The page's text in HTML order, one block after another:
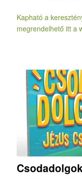
Kapható a
megrendelhető itt a